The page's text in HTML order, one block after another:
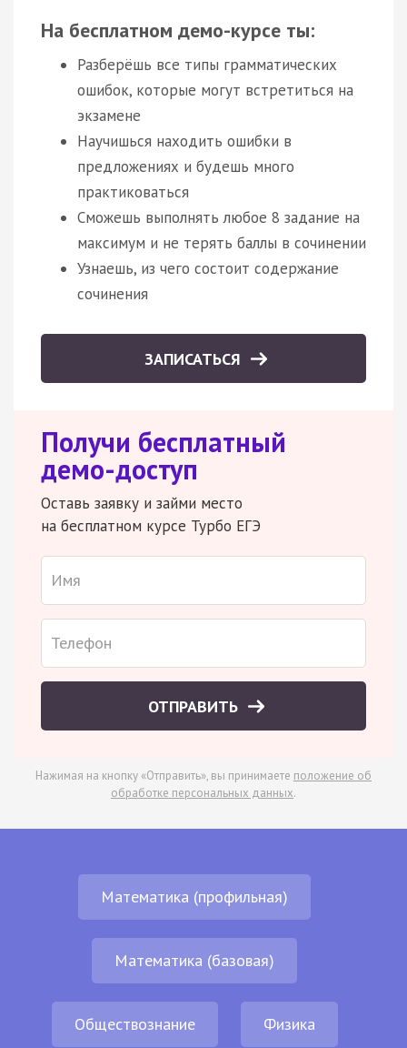
На бесплатном демо-курсе ты:
Разберёшь все типы грамматических
ошибок, которые могут встретиться на
экзамене
Научишься находить ошибки в
предложениях и будешь много
практиковаться
Сможешь выполнять любое 8 задание на
максимум и не терять баллы в сочинении
Узнаешь, из чего состоит содержание
сочинения
ЗАПИСАТЬСЯ
Получи бесплатный
демо-доступ
Оставь заявку и займи место
на бесплатном курсе Турбо ЕГЭ
ОТПРАВИТЬ
Нажимая на кнопку «Отправить», вы принимаете положение об
обработке персональных данных.
Математика (профильная)
Математика (базовая)
Обществознание Физика